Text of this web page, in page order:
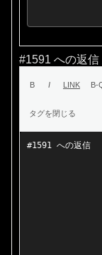
#1591 への返信